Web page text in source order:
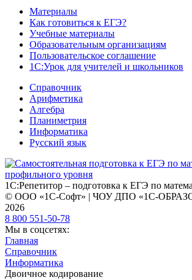
Материалы
Как готовиться к ЕГЭ?
Учебные материалы
Образовательным организациям
Пользовательское соглашение
1С:Урок для учителей и школьников
Справочник
Арифметика
Алгебра
Планиметрия
Информатика
Русский язык
1С:Репетитор – подготовка к ЕГЭ по
© ООО «1С-Софт» | ЧОУ ДПО «1С-
2026
8 800 551-50-78
Мы в соцсетях:
Главная
Справочник
Информатика
Двоичное кодирование